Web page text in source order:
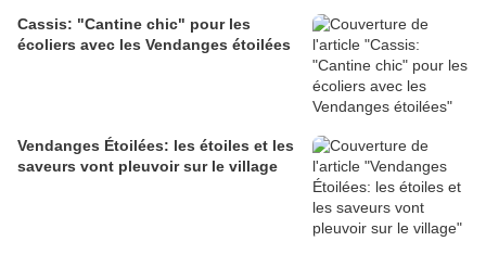
Cassis: "Cantine chic" pour les
écoliers avec les Vendanges étoilées
Vendanges Étoilées: les étoiles et les
saveurs vont pleuvoir sur le village